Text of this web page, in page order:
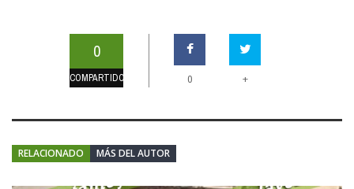
0
COMPARTIDOS 0 +
RELACIONADO MÁS DEL AUTOR